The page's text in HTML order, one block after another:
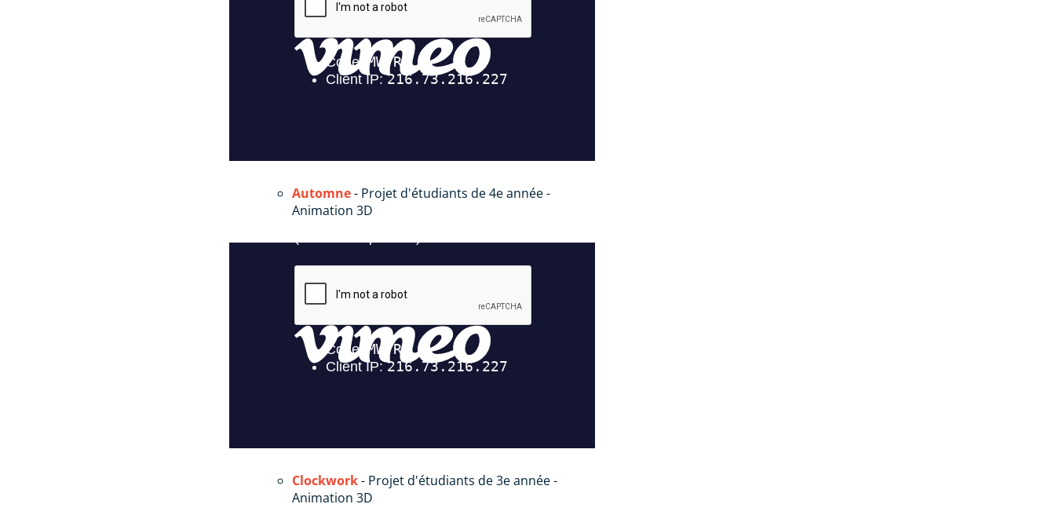
Automne- Projet d'étudiants de 4e année -
Animation 3D
Clockwork- Projet d'étudiants de 3e année -
Animation 3D